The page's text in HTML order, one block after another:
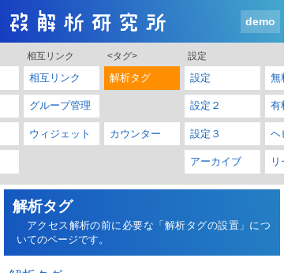
demo
相互リンク
相互リンク
グループ管理
ウィジェット
<タグ>
解析タグ
カウンター
設定
設定
設定２
設定３
アーカイブ
無
有
ヘ
リ
解析タグ
アクセス解析の前に必要な「解析タグの設置」につ
いてのページです。